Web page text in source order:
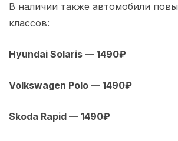
В наличии также автомобили
классов:
Hyundai Solaris — 1490₽
Volkswagen Polo — 1490₽
Skoda Rapid — 1490₽